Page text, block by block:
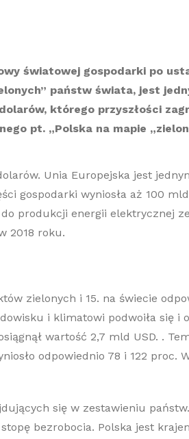
światowej gospodarki po
państw świata, jest
którego przyszłości
pt. „Polska na mapie
Unia Europejska jest
gospodarki wyniosła aż 100
produkcji energii elektrycznej
2018 roku.
zielonych i 15. na świecie
i klimatowi podwoiła się i
wartość 2,7 mld USD. .
odpowiednio 78 i 122 proc.
się w zestawieniu
bezrobocia. Polska jest